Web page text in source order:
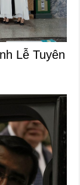
Lễ Tuyên